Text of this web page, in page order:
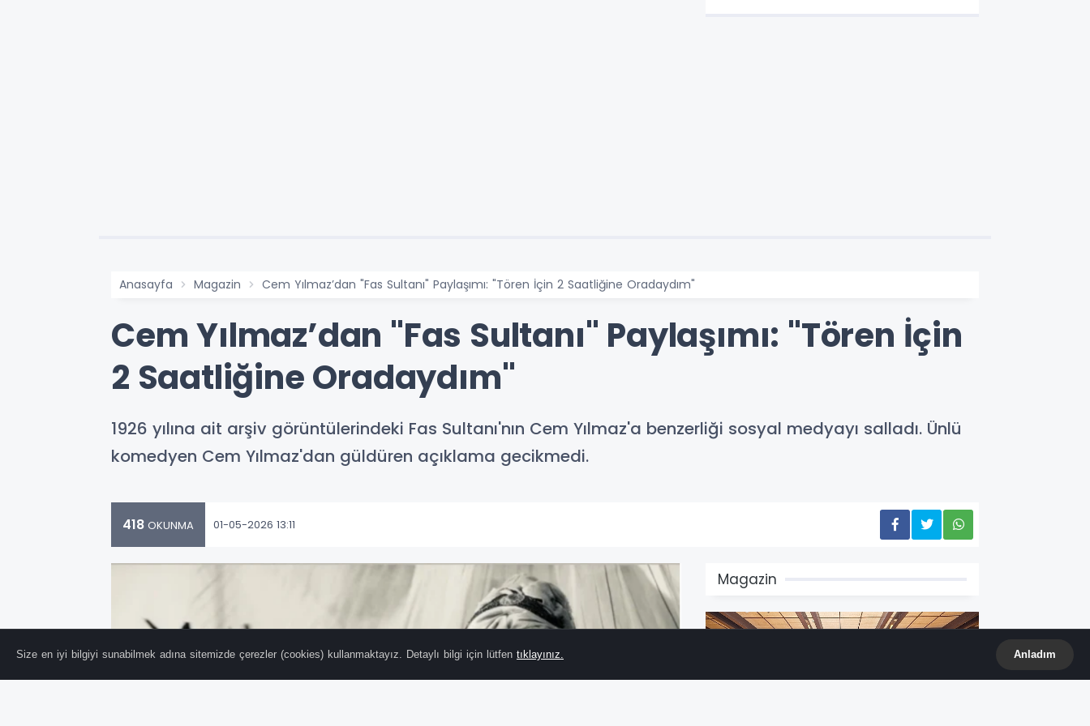
Anasayfa Magazin Cem Yılmaz’dan "Fas Sultanı" Paylaşımı: "Tören İçin 2 Saatliğine Oradaydım"
Cem Yılmaz’dan "Fas Sultanı" Paylaşımı: "Tören İçin
2 Saatliğine Oradaydım"
1926 yılına ait arşiv görüntülerindeki Fas Sultanı'nın Cem Yılmaz'a benzerliği sosyal medyayı salladı. Ünlü
komedyen Cem Yılmaz'dan güldüren açıklama gecikmedi.
418 OKUNMA 01-05-2026 13:11
Magazin
Size en iyi bilgiyi sunabilmek adına sitemizde çerezler (cookies) kullanmaktayız. Detaylı bilgi için lütfen tıklayınız. Anladım